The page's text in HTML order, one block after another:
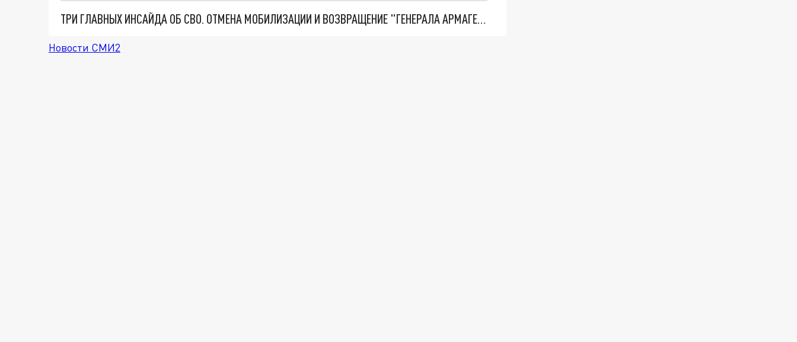
ТРИ ГЛАВНЫХ ИНСАЙДА ОБ СВО. ОТМЕНА МОБИЛИЗАЦИИ И ВОЗВРАЩЕНИЕ "ГЕНЕРАЛА АРМАГЕДДОНА"? ОТЛИЧНЫЕ НОВОСТИ, КОТОРЫЕ ЖДАЛИ ВСЕ
Новости СМИ2